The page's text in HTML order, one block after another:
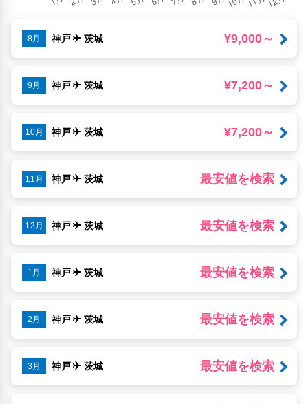
8月 神戸 茨城 ¥9,000～
9月 神戸 茨城 ¥7,200～
10月 神戸 茨城 ¥7,200～
11月 神戸 茨城 最安値を検索
12月 神戸 茨城 最安値を検索
1月 神戸 茨城 最安値を検索
2月 神戸 茨城 最安値を検索
3月 神戸 茨城 最安値を検索